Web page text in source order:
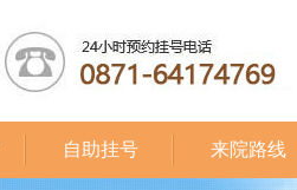
自助挂号 来院路线